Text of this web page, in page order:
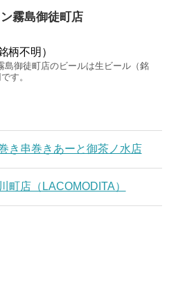
霧島御徒町店
柄不明）
島御徒町店のビールは生ビール（銘
す。
き串巻きあーと御茶ノ水店
町店（LACOMODITA）